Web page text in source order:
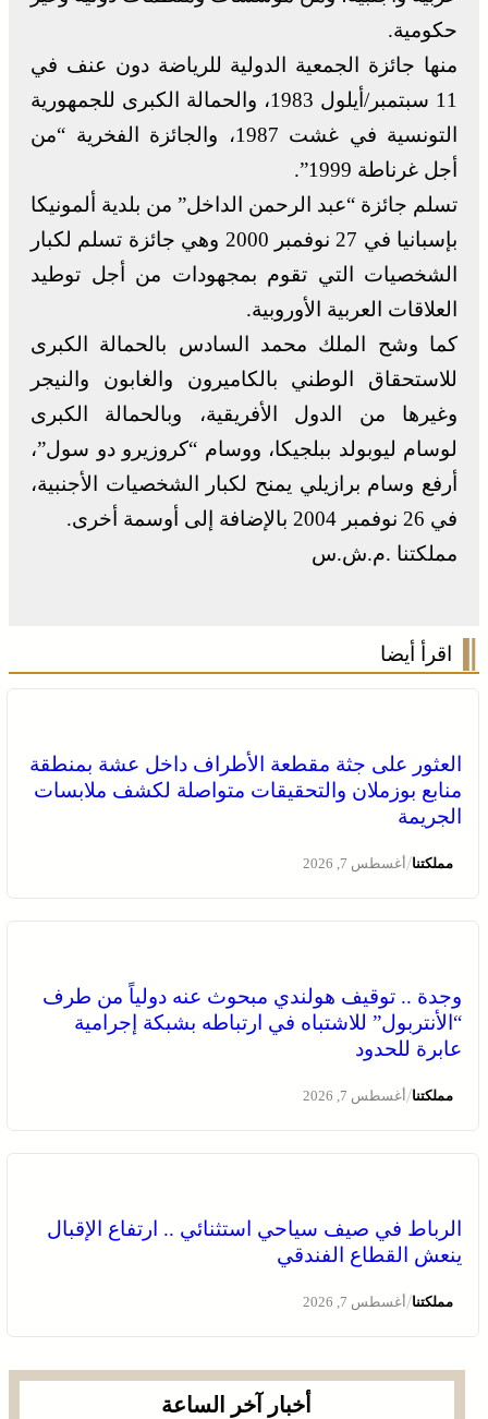
حكومية.
منها جائزة الجمعية الدولية للرياضة دون عنف في
11 سبتمبر/أيلول 1983، والحمالة الكبرى للجمهورية
التونسية في غشت 1987، والجائزة الفخرية “من
أجل غرناطة 1999”.
تسلم جائزة “عبد الرحمن الداخل” من بلدية ألمونيكا
بإسبانيا في 27 نوفمبر 2000 وهي جائزة تسلم لكبار
الشخصيات التي تقوم بمجهودات من أجل توطيد
العلاقات العربية الأوروبية.
كما وشح الملك محمد السادس بالحمالة الكبرى
للاستحقاق الوطني بالكاميرون والغابون والنيجر
وغيرها من الدول الأفريقية، وبالحمالة الكبرى
لوسام ليوبولد ببلجيكا، ووسام “كروزيرو دو سول”،
أرفع وسام برازيلي يمنح لكبار الشخصيات الأجنبية،
في 26 نوفمبر 2004 بالإضافة إلى أوسمة أخرى.
مملكتنا .م.ش.س
اقرأ أيضا
العثور على جثة مقطعة الأطراف داخل عشة بمنطقة
منابع بوزملان والتحقيقات متواصلة لكشف ملابسات
الجريمة
مملكتنا/أغسطس 7, 2026
وجدة .. توقيف هولندي مبحوث عنه دولياً من طرف
“الأنتربول” للاشتباه في ارتباطه بشبكة إجرامية
عابرة للحدود
مملكتنا/أغسطس 7, 2026
الرباط في صيف سياحي استثنائي .. ارتفاع الإقبال
ينعش القطاع الفندقي
مملكتنا/أغسطس 7, 2026
أخبار آخر الساعة